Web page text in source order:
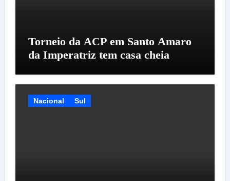
Torneio da ACP em Santo Amaro
da Imperatriz tem casa cheia
Nacional Sul